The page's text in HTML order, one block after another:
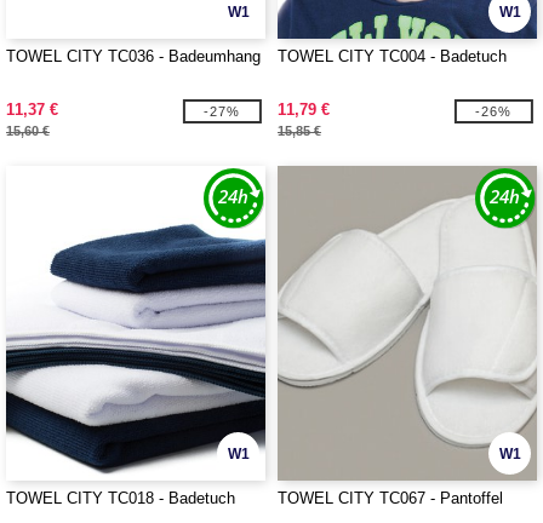
W1
TOWEL CITY TC036 - Badeumhang
11,37 €
15,60 €
-27%
W1
TOWEL CITY TC004 - Badetuch
11,79 €
15,85 €
-26%
W1
TOWEL CITY TC018 - Badetuch
W1
TOWEL CITY TC067 - Pantoffel